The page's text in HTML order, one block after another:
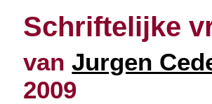
Schriftelijke
vanJurgen
2009